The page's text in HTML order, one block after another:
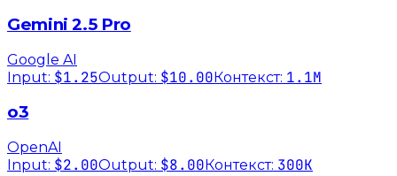
Gemini 2.5 Pro
Google AI
Input: $1.25Output: $10.00Контекст: 1.1M
o3
OpenAI
Input: $2.00Output: $8.00 Контекст: 300K